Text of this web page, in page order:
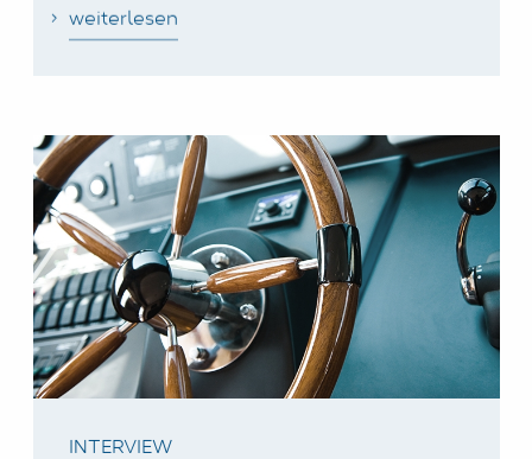
weiterlesen
INTERVIEW